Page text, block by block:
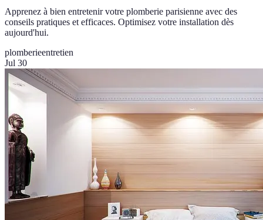
Apprenez à bien entretenir votre plomberie parisienne avec des
conseils pratiques et efficaces. Optimisez votre installation dès
aujourd'hui.
plomberieentretien
Jul 30